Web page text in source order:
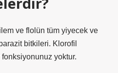
ve flolün tüm yiyecek ve
bitkileri. Klorofil
fonksiyonunuz yoktur.